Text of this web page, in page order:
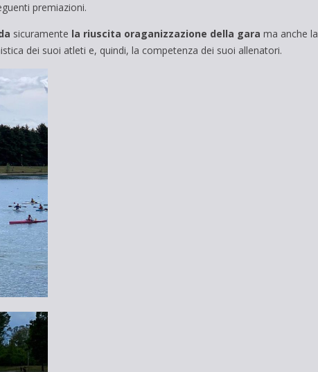
premiazioni.
sicuramente la riuscita oraganizzazione della gara ma anche la
dei suoi atleti e, quindi, la competenza dei suoi allenatori.